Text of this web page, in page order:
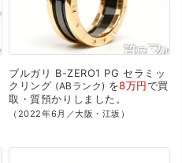
ブルガリ B-ZERO1 PG セラミッ
クリング
ABランク を8万円で買
取・質預かり しました。
（2022年6月／大阪・江坂）